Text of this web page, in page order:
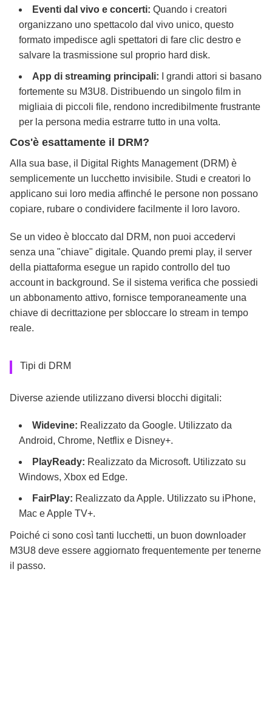
Eventi dal vivo e concerti: Quando i creatori
organizzano uno spettacolo dal vivo unico, questo
formato impedisce agli spettatori di fare clic destro e
salvare la trasmissione sul proprio hard disk.
App di streaming principali: I grandi attori si basano
fortemente su M3U8. Distribuendo un singolo film in
migliaia di piccoli file, rendono incredibilmente frustrante
per la persona media estrarre tutto in una volta.
Cos'è esattamente il DRM?
Alla sua base, il Digital Rights Management (DRM) è
semplicemente un lucchetto invisibile. Studi e creatori lo
applicano sui loro media affinché le persone non possano
copiare, rubare o condividere facilmente il loro lavoro.
Se un video è bloccato dal DRM, non puoi accedervi
senza una "chiave" digitale. Quando premi play, il server
della piattaforma esegue un rapido controllo del tuo
account in background. Se il sistema verifica che possiedi
un abbonamento attivo, fornisce temporaneamente una
chiave di decrittazione per sbloccare lo stream in tempo
reale.
Tipi di DRM
Diverse aziende utilizzano diversi blocchi digitali:
Widevine: Realizzato da Google. Utilizzato da
Android, Chrome, Netflix e Disney+.
PlayReady: Realizzato da Microsoft. Utilizzato su
Windows, Xbox ed Edge.
FairPlay: Realizzato da Apple. Utilizzato su iPhone,
Mac e Apple TV+.
Poiché ci sono così tanti lucchetti, un buon downloader
M3U8 deve essere aggiornato frequentemente per tenerne
il passo.